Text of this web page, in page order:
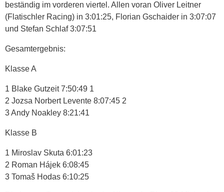
beständig im vorderen viertel. Allen voran Oliver Leitner
(Flatischler Racing) in 3:01:25, Florian Gschaider in 3:07:07
und Stefan Schlaf 3:07:51
Gesamtergebnis:
Klasse A
1 Blake Gutzeit 7:50:49 1
2 Jozsa Norbert Levente 8:07:45 2
3 Andy Noakley 8:21:41
Klasse B
1 Miroslav Skuta 6:01:23
2 Roman Hájek 6:08:45
3 Tomaš Hodas 6:10:25